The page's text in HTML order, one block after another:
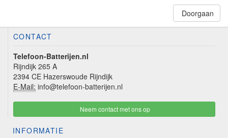
Doorgaan
CONTACT
Telefoon-Batterijen.nl
Rijndijk 265 A
2394 CE Hazerswoude Rijndijk
E-Mail: info@telefoon-batterijen.nl
Neem contact met ons op
INFORMATIE